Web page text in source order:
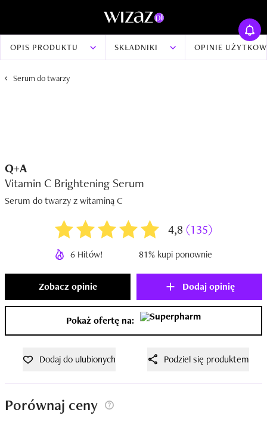
OPIS PRODUKTU SKŁADNIKI OPINIE
Serum do twarzy
Q+A
Vitamin C Brightening Serum
Serum do twarzy z witaminą C
4,8 (135)
6 Hitów! 81% kupi ponownie
Zobacz opinie Dodaj opinię
Pokaż ofertę na:
Dodaj do ulubionych Podziel się produktem
Porównaj ceny